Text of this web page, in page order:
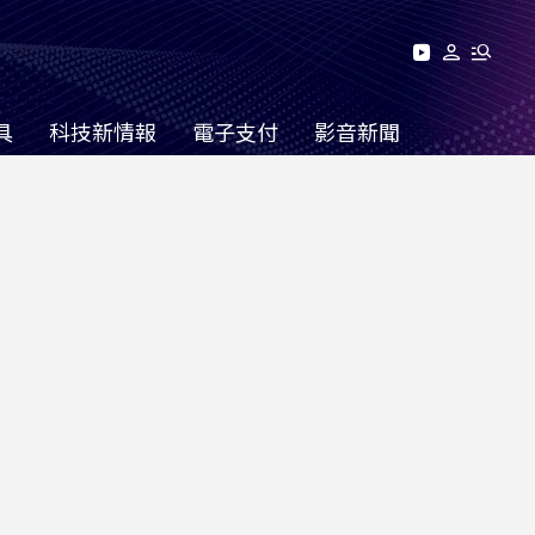
科技新情報 電子支付 影音新聞